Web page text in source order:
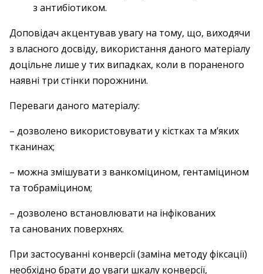
з антибіо­тиком.
Доповідач акцентував увагу на тому, що, виходячи
з власного досвіду, використання даного матеріалу
доцільне лише у тих випадках, коли в пораненого
наявні три стінки порожнини.
Переваги даного матеріалу:
– дозволено використовувати у кістках та м’яких
тканинах;
– можна змішувати з ванкоміцином, гентаміцином
та тобраміцином;
– дозволено встановлювати на інфікованих
та санованих поверхнях.
При застосуванні конверсії (заміна методу фіксації)
необхідно брати до уваги шкалу конверсії,